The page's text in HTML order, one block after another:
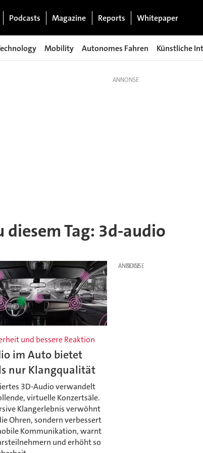
Podcasts Magazine Reports Whitepaper
Mobility Autonomes Fahren Künstliche
diesem Tag: 3d-audio
und bessere Reaktion
im Auto bietet
nur Klangqualität
3D-Audio verwandelt
virtuelle Konzertsäle.
Klangerlebnis verwöhnt
Ohren, sondern verbessert
Kommunikation, warnt
und erhöht so
ANZEIGE